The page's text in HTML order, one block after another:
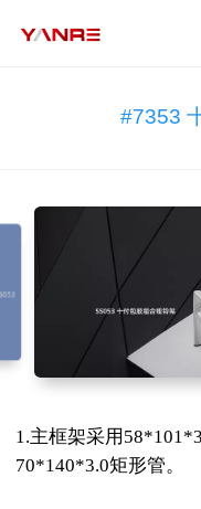
#7353
1.主框架采用
70*140*3.0矩形管。